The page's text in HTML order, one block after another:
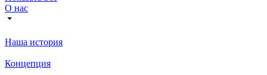
О нас
Наша история
Концепция